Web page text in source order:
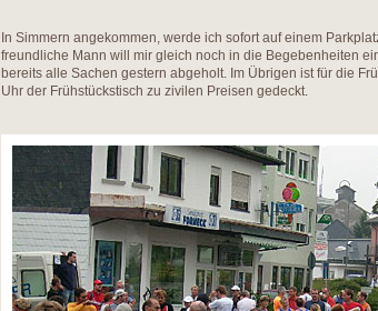
In Simmern angekommen, werde ich sofort auf einem
freundliche Mann will mir gleich noch in die Begebenheiten
bereits alle Sachen gestern abgeholt. Im Übrigen ist für die
Uhr der Frühstückstisch zu zivilen Preisen gedeckt.